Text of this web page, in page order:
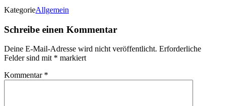
KategorieAllgemein
Schreibe einen Kommentar
Deine E-Mail-Adresse wird nicht veröffentlicht. Erforderliche
Felder sind mit * markiert
Kommentar *